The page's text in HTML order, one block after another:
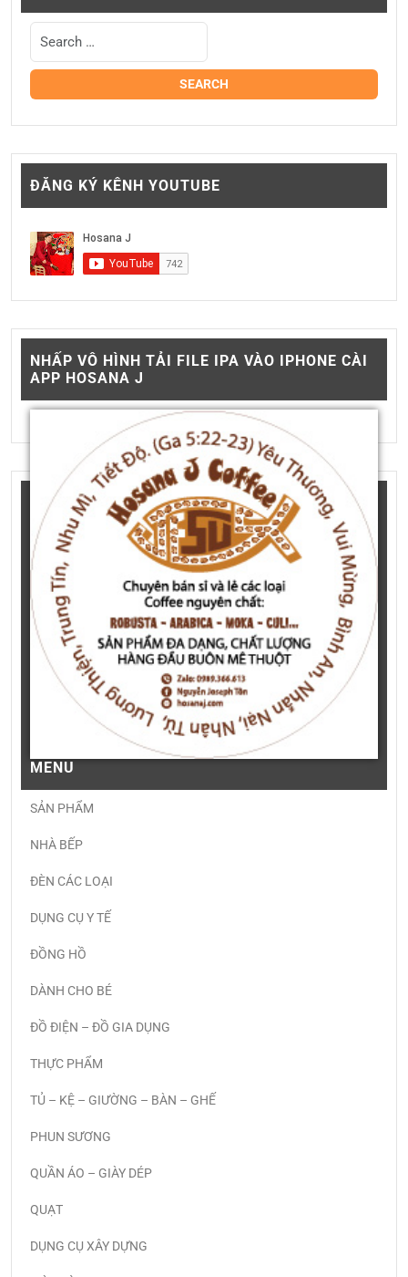
ĐĂNG KÝ KÊNH YOUTUBE
NHẤP VÔ HÌNH TẢI FILE IPA VÀO IPHONE CÀI
APP HOSANA J
MENU
SẢN PHẨM
NHÀ BẾP
ĐÈN CÁC LOẠI
DỤNG CỤ Y TẾ
ĐỒNG HỒ
DÀNH CHO BÉ
ĐỒ ĐIỆN – ĐỒ GIA DỤNG
THỰC PHẨM
TỦ – KỆ – GIƯỜNG – BÀN – GHẾ
PHUN SƯƠNG
QUẦN ÁO – GIÀY DÉP
QUẠT
DỤNG CỤ XÂY DỰNG